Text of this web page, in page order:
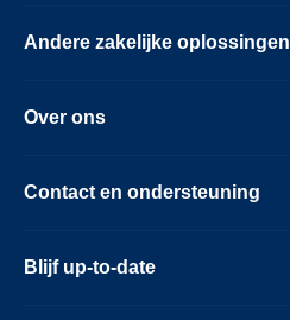
Andere zakelijke oplossingen
Over ons
Contact en ondersteuning
Blijf up-to-date